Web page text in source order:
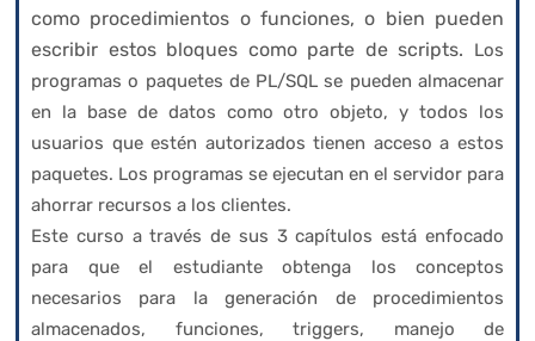
como procedimientos o funciones, o bien pueden
escribir estos bloques como parte de scripts. Los
programas o paquetes de PL/SQL se pueden almacenar
en la base de datos como otro objeto, y todos los
usuarios que estén autorizados tienen acceso a estos
paquetes. Los programas se ejecutan en el servidor para
ahorrar recursos a los clientes.
Este curso a través de sus 3 capítulos está enfocado
para que el estudiante obtenga los conceptos
necesarios para la generación de procedimientos
almacenados, funciones, triggers, manejo de